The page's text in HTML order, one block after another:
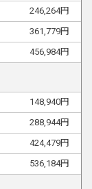
246,264円
361,779円
456,984円
148,940円
288,944円
424,479円
536,184円